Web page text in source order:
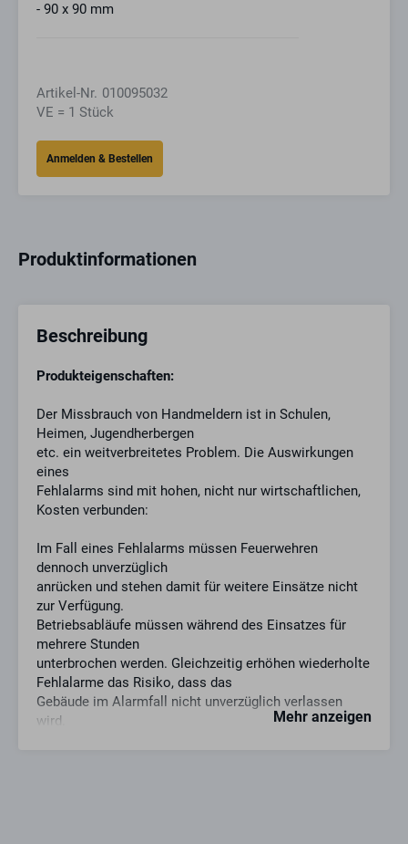
- 90 x 90 mm
Artikel-Nr. 010095032
VE = 1 Stück
Produktinformationen
Beschreibung
Mehr anzeigen
Produkteigenschaften:
Der Missbrauch von Handmeldern ist in Schulen,
Heimen, Jugendherbergen
etc. ein weitverbreitetes Problem. Die Auswirkungen
eines
Fehlalarms sind mit hohen, nicht nur wirtschaftlichen,
Kosten verbunden:
Im Fall eines Fehlalarms müssen Feuerwehren
dennoch unverzüglich
anrücken und stehen damit für weitere Einsätze nicht
zur Verfügung.
Betriebsabläufe müssen während des Einsatzes für
mehrere Stunden
unterbrochen werden. Gleichzeitig erhöhen wiederholte
Fehlalarme das Risiko, dass das
Gebäude im Alarmfall nicht unverzüglich verlassen
wird.